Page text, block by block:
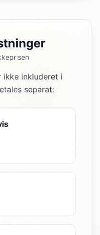
ikke inkluderet i
separat: